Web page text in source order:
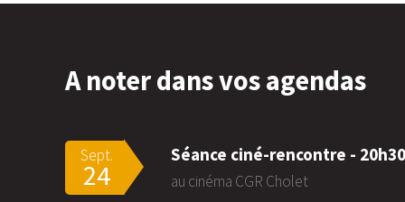
A noter dans vos agendas
Sept.
24
Séance ciné-rencontre - 20h30
au cinéma CGR Cholet